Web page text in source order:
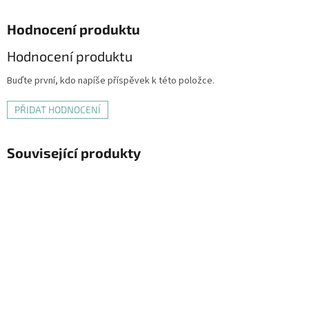
Hodnocení produktu
Hodnocení produktu
Buďte první, kdo napíše příspěvek k této položce.
PŘIDAT HODNOCENÍ
Související produkty